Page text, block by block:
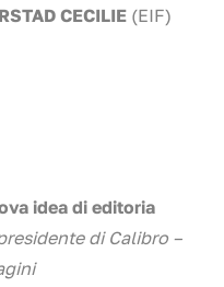
CECILIE (EIF)
idea di editoria
di Calibro –